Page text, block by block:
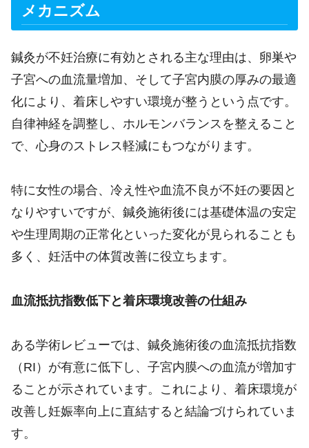
メカニズム
鍼灸が不妊治療に有効とされる主な理由は、卵巣や
子宮への血流量増加、そして子宮内膜の厚みの最適
化により、着床しやすい環境が整うという点です。
自律神経を調整し、ホルモンバランスを整えること
で、心身のストレス軽減にもつながります。
特に女性の場合、冷え性や血流不良が不妊の要因と
なりやすいですが、鍼灸施術後には基礎体温の安定
や生理周期の正常化といった変化が見られることも
多く、妊活中の体質改善に役立ちます。
血流抵抗指数低下と着床環境改善の仕組み
ある学術レビューでは、鍼灸施術後の血流抵抗指数
（RI）が有意に低下し、子宮内膜への血流が増加す
ることが示されています。これにより、着床環境が
改善し妊娠率向上に直結すると結論づけられていま
す。